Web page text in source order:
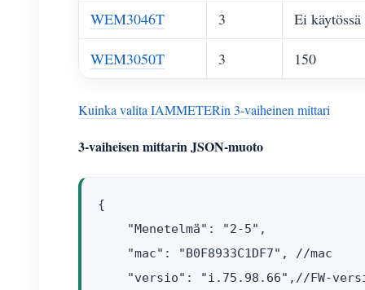
WEM3046T 3 Ei käytössä
WEM3050T 3 150
Kuinka valita IAMMETERin 3-vaiheinen mittari
3-vaiheisen mittarin JSON-muoto
{
    "Menetelmä": "2-5",
    "mac": "B0F8933C1DF7", //mac
"versio": "i.75.98.66",//FW-